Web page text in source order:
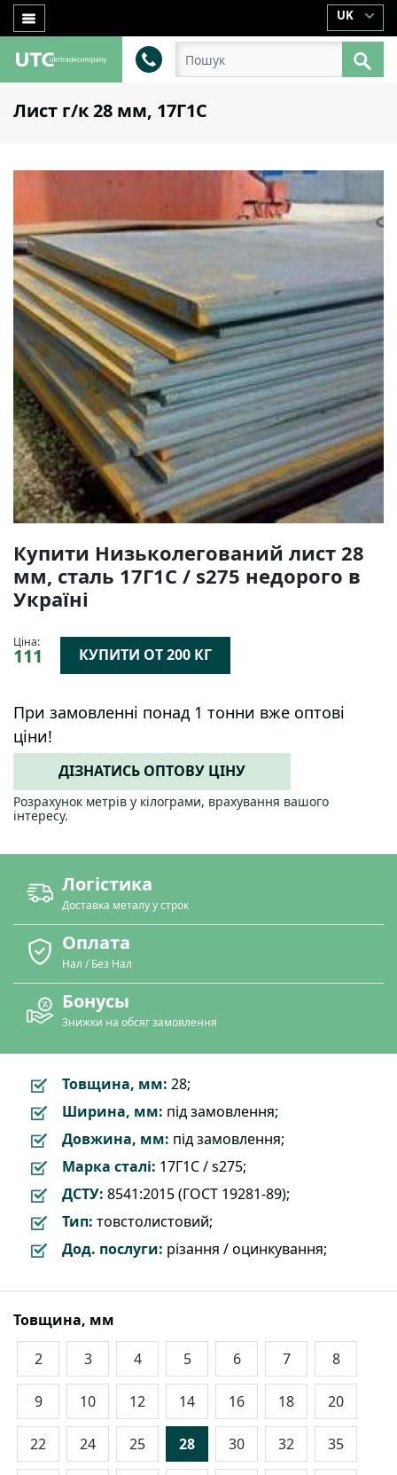
UK
Лист г/к 28 мм, 17Г1С
Купити Низьколегований лист 28
мм, сталь 17Г1С / s275 недорого в
Україні
Ціна:
111 КУПИТИ ОТ 200 КГ
При замовленні понад 1 тонни вже оптові
ціни!
ДІЗНАТИСЬ ОПТОВУ ЦІНУ
Розрахунок метрів у кілограми, врахування вашого
інтересу.
Логістика
Доставка металу у строк
Оплата
Нал / Без Нал
Бонусы
Знижки на обсяг замовлення
Товщина, мм: 28;
Ширина, мм: під замовлення;
Довжина, мм: під замовлення;
Марка сталі: 17Г1С / s275;
ДСТУ: 8541:2015 (ГОСТ 19281-89);
Тип: товстолистовий;
Дод. послуги: різання / оцинкування;
Товщина, мм
2
3 4 5 6 7 8
9 10 12 14 16 18 20
22 24 25 28 30 32 35